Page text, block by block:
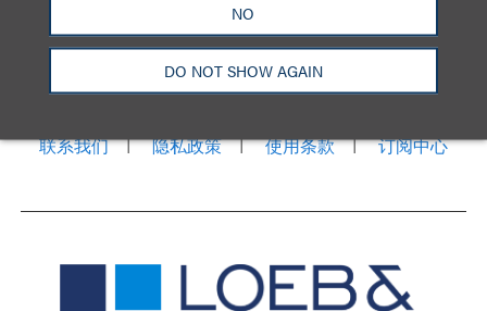
NO
DO NOT SHOW AGAIN
芝加哥
华盛顿特区
旧金山 泰森斯
代表处
香港
联系我们
隐私政策 使用条款 订阅中心